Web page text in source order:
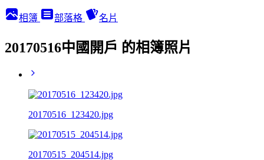
相簿 部落格 名片
20170516中國開戶 的相簿照片
20170516_123420.jpg
20170515_204514.jpg